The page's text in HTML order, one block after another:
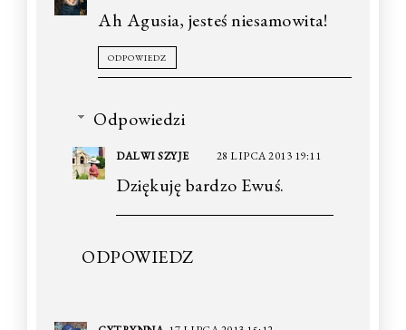
Ah Agusia, jesteś niesamowita!
ODPOWIEDZ
Odpowiedzi
DALWI SZYJE 28 LIPCA 2013 19:11
Dziękuję bardzo Ewuś.
ODPOWIEDZ